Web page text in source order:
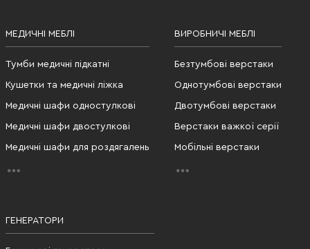
МЕДИЧНІ МЕБЛІ
Тумби медичні підкатні
Кушетки та медичні ліжка
Медичні шафи одностулкові
Медичні шафи двостулкові
Медичні шафи для роздягалень
ВИРОБНИЧІ МЕБЛІ
Безтумбові верстаки
Однотумбові верстаки
Двотумбові верстаки
Верстаки важкої серії
Мобільні верстаки
ГЕНЕРАТОРИ